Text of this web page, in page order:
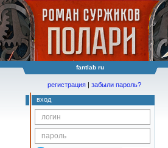
fantlab ru
регистрация | забыли пароль?
вход